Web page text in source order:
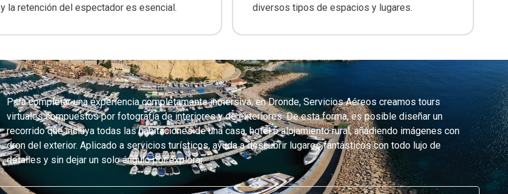
y la retención del espectador es esencial.
diversos tipos de espacios y lugares.
Para completar una experiencia completamente inmersiva, en Dronde, Servicios Aéreos creamos tours
virtuales compuestos por fotografía de interiores y de exteriores. De esta forma, es posible diseñar un
recorrido que incluya todas las habitaciones de una casa, hotel o alojamiento rural, añadiendo imágenes con
dron del exterior. Aplicado a servicios turísticos, ayuda a descubrir lugares fantásticos con todo lujo de
detalles y sin dejar un solo ángulo por explorar.